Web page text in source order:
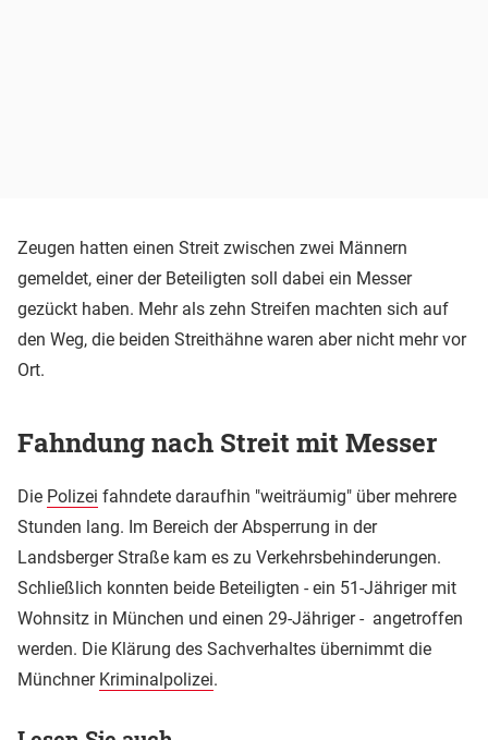
Zeugen hatten einen Streit zwischen zwei Männern
gemeldet, einer der Beteiligten soll dabei ein Messer
gezückt haben. Mehr als zehn Streifen machten sich auf
den Weg, die beiden Streithähne waren aber nicht mehr vor
Ort.
Fahndung nach Streit mit Messer
Die Polizei fahndete daraufhin "weiträumig" über mehrere
Stunden lang. Im Bereich der Absperrung in der
Landsberger Straße kam es zu Verkehrsbehinderungen.
Schließlich konnten beide Beteiligten - ein 51-Jähriger mit
Wohnsitz in München und einen 29-Jähriger - angetroffen
werden. Die Klärung des Sachverhaltes übernimmt die
Münchner Kriminalpolizei.